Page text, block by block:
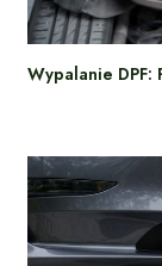
Wypalanie